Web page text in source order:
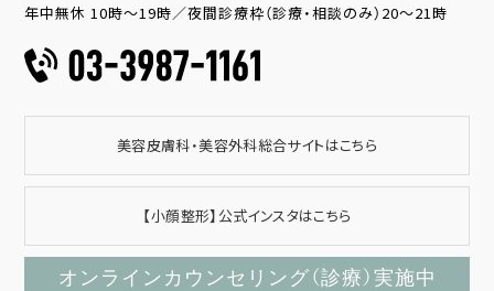
年中無休 10時～19時／夜間診療枠（診療・相談のみ）20～21時
美容皮膚科・美容外科総合サイトはこちら
【小顔整形】公式インスタはこちら
オンラインカウンセリング（診療）実施中